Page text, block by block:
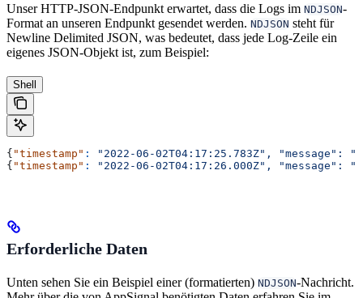
Unser HTTP-JSON-Endpunkt erwartet, dass die Logs im NDJSON-
Format an unseren Endpunkt gesendet werden. NDJSON steht für
Newline Delimited JSON, was bedeutet, dass jede Log-Zeile ein
eigenes JSON-Objekt ist, zum Beispiel:
Shell
{ "timestamp" : "2022-06-02T04:17:25.783Z", "message":
{ "timestamp" : "2022-06-02T04:17:26.000Z", "message":
Erforderliche Daten
Unten sehen Sie ein Beispiel einer (formatierten) NDJSON-Nachricht.